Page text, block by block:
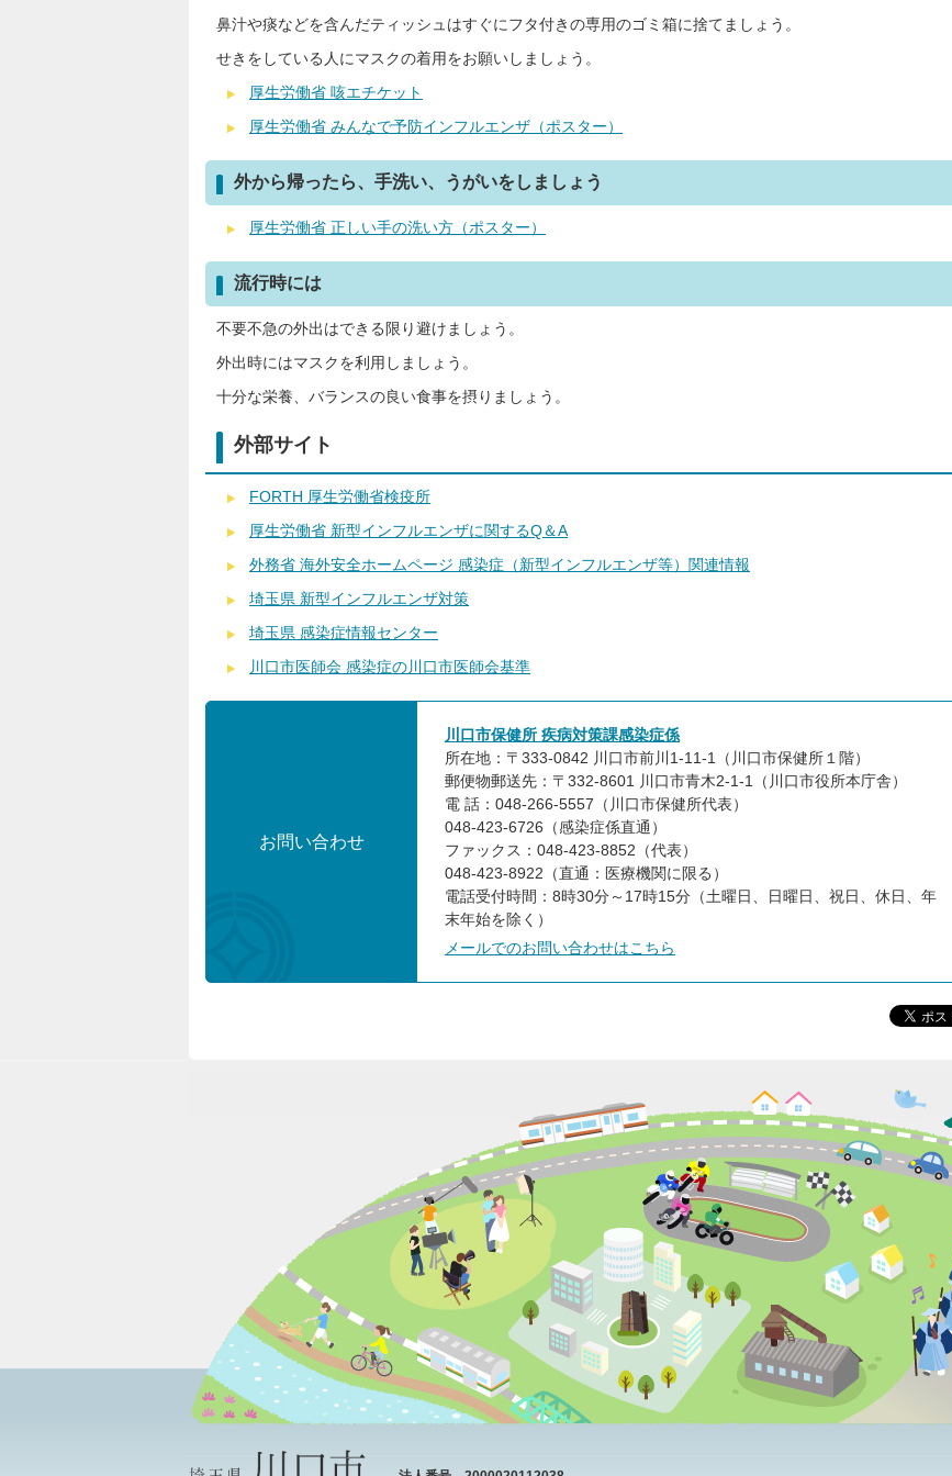
鼻汁や痰などを含んだティッシュはすぐにフタ付きの専用のゴミ箱に捨てましょう。
せきをしている人にマスクの着用をお願いしましょう。
厚生労働省 咳エチケット
厚生労働省 みんなで予防インフルエンザ（ポスター）
外から帰ったら、手洗い、うがいをしましょう
厚生労働省 正しい手の洗い方（ポスター）
流行時には
不要不急の外出はできる限り避けましょう。
外出時にはマスクを利用しましょう。
十分な栄養、バランスの良い食事を摂りましょう。
外部サイト
FORTH 厚生労働省検疫所
厚生労働省 新型インフルエンザに関するQ＆A
外務省 海外安全ホームページ 感染症（新型インフルエンザ等）関連情報
埼玉県 新型インフルエンザ対策
埼玉県 感染症情報センター
川口市医師会 感染症の川口市医師会基準
お問い合わせ
川口市保健所 疾病対策課感染症係
所在地：〒333-0842 川口市前川1-11-1（川口市保健所１階）
郵便物郵送先：〒332-8601 川口市青木2-1-1（川口市役所本庁舎）
電 話：048-266-5557（川口市保健所代表）
048-423-6726（感染症係直通）
ファックス：048-423-8852（代表）
048-423-8922（直通：医療機関に限る）
電話受付時間：8時30分～17時15分（土曜日、日曜日、祝日、休日、年
末年始を除く）
メールでのお問い合わせはこちら